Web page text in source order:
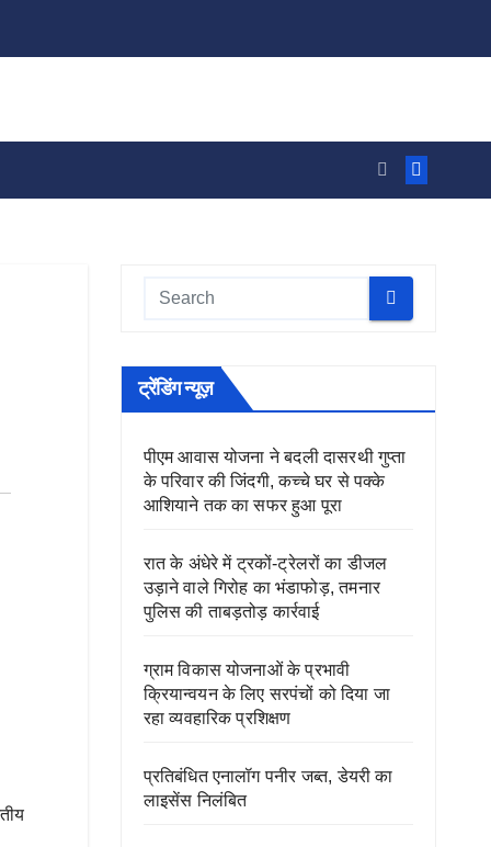
ट्रेंडिंग न्यूज़
पीएम आवास योजना ने बदली दासरथी गुप्ता
के परिवार की जिंदगी, कच्चे घर से पक्के
आशियाने तक का सफर हुआ पूरा
रात के अंधेरे में ट्रकों-ट्रेलरों का डीजल
उड़ाने वाले गिरोह का भंडाफोड़, तमनार
पुलिस की ताबड़तोड़ कार्रवाई
ग्राम विकास योजनाओं के प्रभावी
क्रियान्वयन के लिए सरपंचों को दिया जा
रहा व्यवहारिक प्रशिक्षण
प्रतिबंधित एनालॉग पनीर जब्त, डेयरी का
लाइसेंस निलंबित